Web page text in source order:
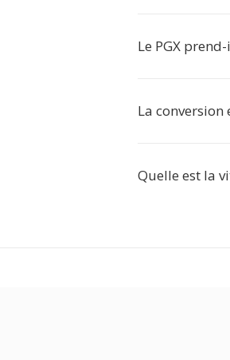
Le PGX
La conversion
Quelle est la